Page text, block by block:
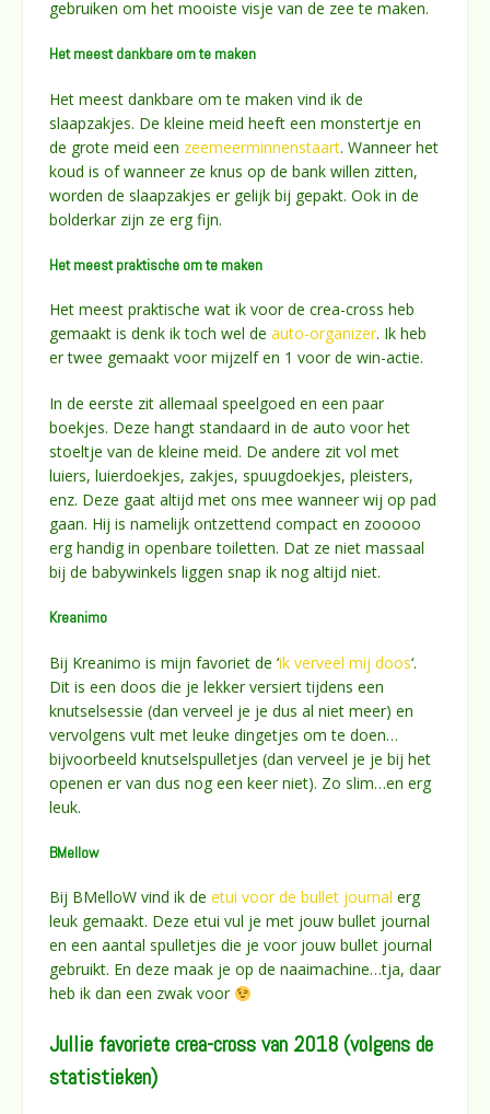
gebruiken om het mooiste visje van de zee te maken.
Het meest dankbare om te maken
Het meest dankbare om te maken vind ik de
slaapzakjes. De kleine meid heeft een monstertje en
de grote meid een zeemeerminnenstaart. Wanneer het
koud is of wanneer ze knus op de bank willen zitten,
worden de slaapzakjes er gelijk bij gepakt. Ook in de
bolderkar zijn ze erg fijn.
Het meest praktische om te maken
Het meest praktische wat ik voor de crea-cross heb
gemaakt is denk ik toch wel de auto-organizer. Ik heb
er twee gemaakt voor mijzelf en 1 voor de win-actie.
In de eerste zit allemaal speelgoed en een paar
boekjes. Deze hangt standaard in de auto voor het
stoeltje van de kleine meid. De andere zit vol met
luiers, luierdoekjes, zakjes, spuugdoekjes, pleisters,
enz. Deze gaat altijd met ons mee wanneer wij op pad
gaan. Hij is namelijk ontzettend compact en zooooo
erg handig in openbare toiletten. Dat ze niet massaal
bij de babywinkels liggen snap ik nog altijd niet.
Kreanimo
Bij Kreanimo is mijn favoriet de ‘ik verveel mij doos‘.
Dit is een doos die je lekker versiert tijdens een
knutselsessie (dan verveel je je dus al niet meer) en
vervolgens vult met leuke dingetjes om te doen…
bijvoorbeeld knutselspulletjes (dan verveel je je bij het
openen er van dus nog een keer niet). Zo slim…en erg
leuk.
BMellow
Bij BMelloW vind ik de etui voor de bullet journal erg
leuk gemaakt. Deze etui vul je met jouw bullet journal
en een aantal spulletjes die je voor jouw bullet journal
gebruikt. En deze maak je op de naaimachine…tja, daar
heb ik dan een zwak voor
Jullie favoriete crea-cross van 2018 (volgens de
statistieken)